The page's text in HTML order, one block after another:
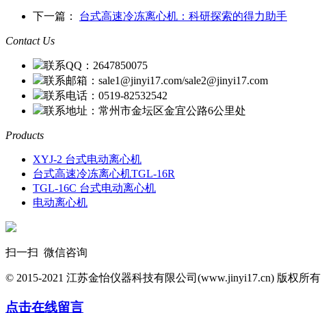
下一篇： 台式高速冷冻离心机：科研探索的得力助手
Contact Us
联系QQ：2647850075
联系邮箱：sale1@jinyi17.com/sale2@jinyi17.com
联系电话：0519-82532542
联系地址：常州市金坛区金宜公路6公里处
Products
XYJ-2 台式电动离心机
台式高速冷冻离心机TGL-16R
TGL-16C 台式电动离心机
电动离心机
扫一扫 微信咨询
© 2015-2021 江苏金怡仪器科技有限公司(www.jinyi17.cn) 版权所有
点击在线留言